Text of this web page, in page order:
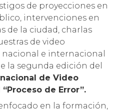
de proyecciones en
intervenciones en
de la ciudad, charlas
de video
e internacional
la segunda edición del
de Video
de Error”.
en la formación,